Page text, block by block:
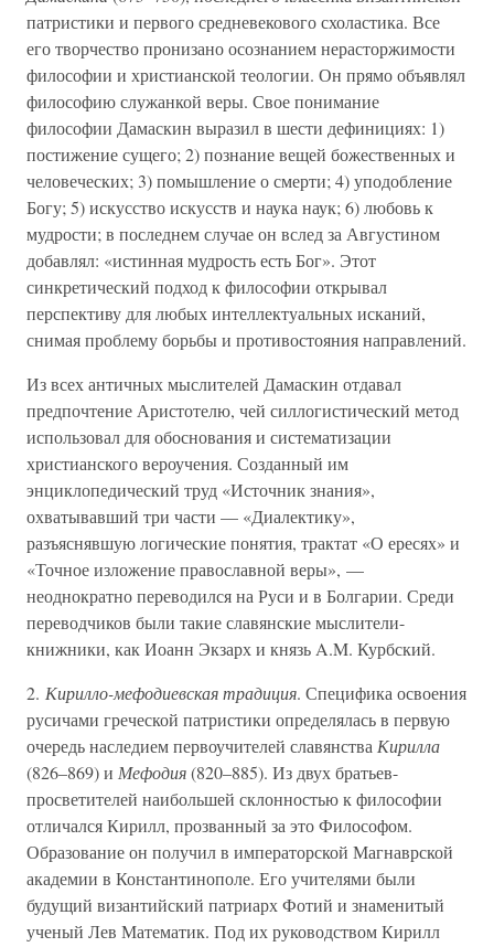
патристики и первого средневекового схоластика. Все
его творчество пронизано осознанием нерасторжимости
философии и христианской теологии. Он прямо объявлял
философию служанкой веры. Свое понимание
философии Дамаскин выразил в шести дефинициях: 1)
постижение сущего; 2) познание вещей божественных и
человеческих; 3) помышление о смерти; 4) уподобление
Богу; 5) искусство искусств и наука наук; 6) любовь к
мудрости; в последнем случае он вслед за Августином
добавлял: «истинная мудрость есть Бог». Этот
синкретический подход к философии открывал
перспективу для любых интеллектуальных исканий,
снимая проблему борьбы и противостояния направлений.
Из всех античных мыслителей Дамаскин отдавал
предпочтение Аристотелю, чей силлогистический метод
использовал для обоснования и систематизации
христианского вероучения. Созданный им
энциклопедический труд «Источник знания»,
охватывавший три части — «Диалектику»,
разъяснявшую логические понятия, трактат «О ересях» и
«Точное изложение православной веры», —
неоднократно переводился на Руси и в Болгарии. Среди
переводчиков были такие славянские мыслители-
книжники, как Иоанн Экзарх и князь A.M. Курбский.
2. Кирилло-мефодиевская традиция. Специфика освоения
русичами греческой патристики определялась в первую
очередь наследием первоучителей славянства Кирилла
(826–869) и Мефодия(820–885). Из двух братьев-
просветителей наибольшей склонностью к философии
отличался Кирилл, прозванный за это Философом.
Образование он получил в императорской Магнаврской
академии в Константинополе. Его учителями были
будущий византийский патриарх Фотий и знаменитый
ученый Лев Математик. Под их руководством Кирилл